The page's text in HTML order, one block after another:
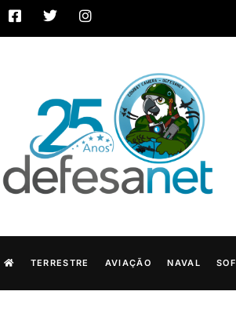
TERRESTRE AVIAÇÃO NAVAL SOF